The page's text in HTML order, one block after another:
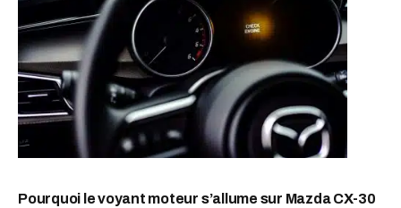
Pourquoi le voyant moteur s’allume sur Mazda CX-30